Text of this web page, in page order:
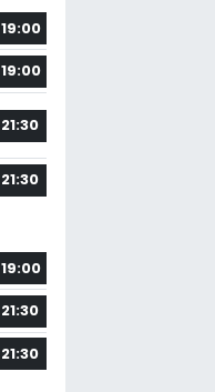
19:00
19:00
21:30
21:30
19:00
21:30
21:30